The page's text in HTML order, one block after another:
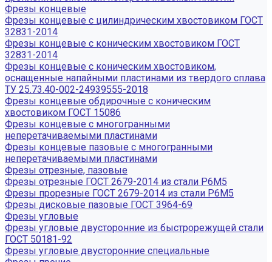
Фрезы концевые
Фрезы концевые с цилиндрическим хвостовиком ГОСТ
32831-2014
Фрезы концевые с коническим хвостовиком ГОСТ
32831-2014
Фрезы концевые с коническим хвостовиком,
оснащенные напайными пластинами из твердого сплава
ТУ 25.73.40-002-24939555-2018
Фрезы концевые обдирочные с коническим
хвостовиком ГОСТ 15086
Фрезы концевые с многогранными
неперетачиваемыми пластинами
Фрезы концевые пазовые с многогранными
неперетачиваемыми пластинами
Фрезы отрезные, пазовые
Фрезы отрезные ГОСТ 2679-2014 из стали Р6М5
Фрезы прорезные ГОСТ 2679-2014 из стали Р6М5
Фрезы дисковые пазовые ГОСТ 3964-69
Фрезы угловые
Фрезы угловые двусторонние из быстрорежущей стали
ГОСТ 50181-92
Фрезы угловые двусторонние специальные